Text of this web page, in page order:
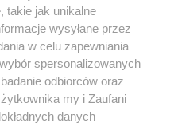
Instagram Youtube
takie jak unikalne
wysyłane przez
w celu zapewniania
spersonalizowanych
odbiorców oraz
my i Zaufani
danych